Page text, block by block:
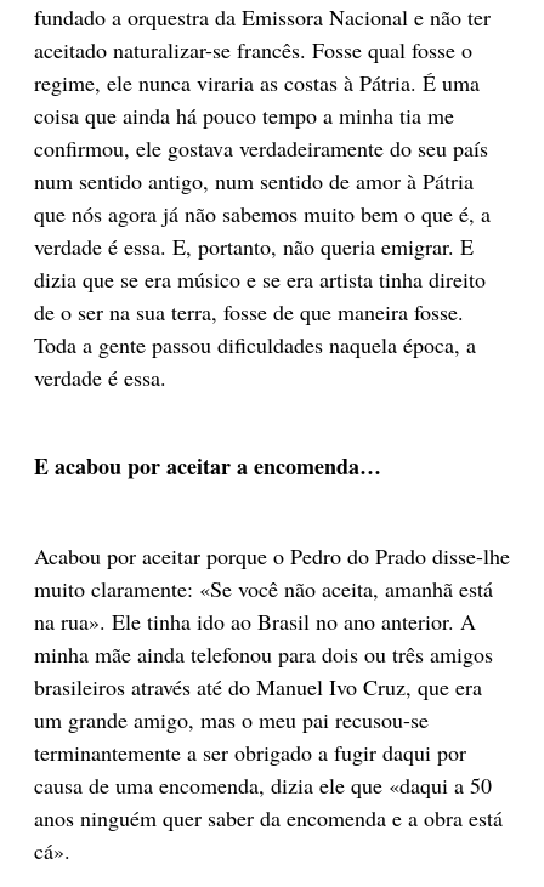
fundado a orquestra da Emissora Nacional e não ter
aceitado naturalizar-se francês. Fosse qual fosse o
regime, ele nunca viraria as costas à Pátria. É uma
coisa que ainda há pouco tempo a minha tia me
confirmou, ele gostava verdadeiramente do seu país
num sentido antigo, num sentido de amor à Pátria
que nós agora já não sabemos muito bem o que é, a
verdade é essa. E, portanto, não queria emigrar. E
dizia que se era músico e se era artista tinha direito
de o ser na sua terra, fosse de que maneira fosse.
Toda a gente passou dificuldades naquela época, a
verdade é essa.
E acabou por aceitar a encomenda…
Acabou por aceitar porque o Pedro do Prado disse-lhe
muito claramente: «Se você não aceita, amanhã está
na rua». Ele tinha ido ao Brasil no ano anterior. A
minha mãe ainda telefonou para dois ou três amigos
brasileiros através até do Manuel Ivo Cruz, que era
um grande amigo, mas o meu pai recusou-se
terminantemente a ser obrigado a fugir daqui por
causa de uma encomenda, dizia ele que «daqui a 50
anos ninguém quer saber da encomenda e a obra está
cá».